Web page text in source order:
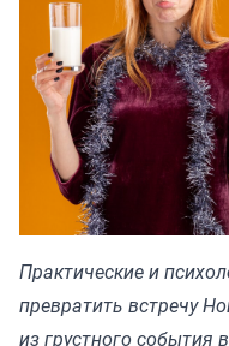
Практические и
превратить встречу
из грустного события